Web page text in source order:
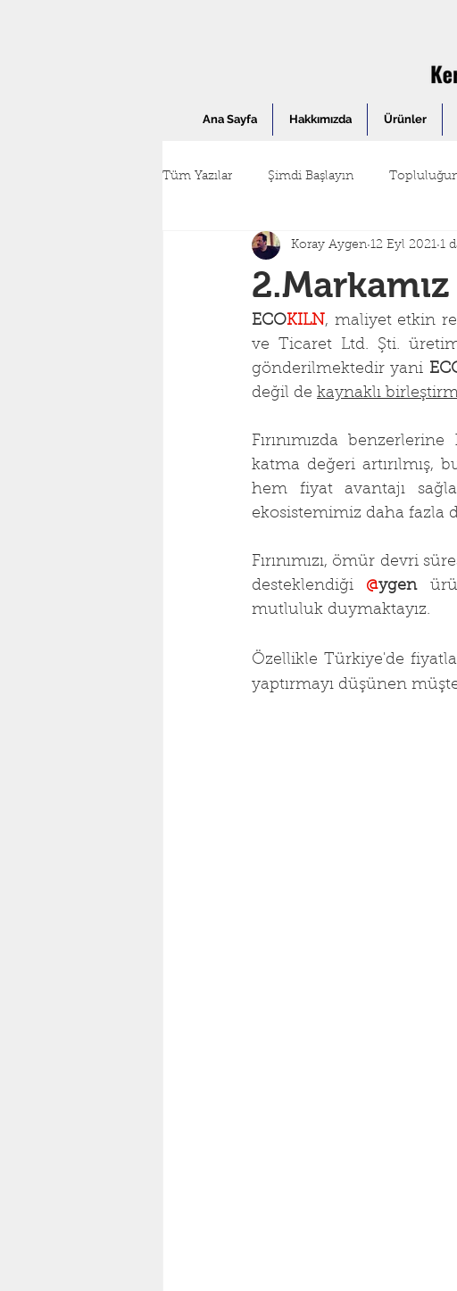
Ana Sayfa Hakkımızda Ürünler
Tüm Yazılar Şimdi Başlayın
Koray Aygen 12 Eyl 2021 1
ECOKILN, maliyet etkin
ve Ticaret Ltd. Şti.
gönderilmektedir yani
değil de kaynaklı
Fırınımızda
katma değeri artırılmış,
hem fiyat avantajı
ekosistemimiz daha fazla
Fırınımızı, ömür devri
desteklendiği @ygen
mutluluk duymaktayız.
Özellikle Türkiye'de
yaptırmayı düşünen